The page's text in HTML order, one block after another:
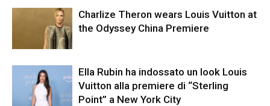
Charlize Theron wears Louis Vuitton at
the Odyssey China Premiere
Ella Rubin ha indossato un look Louis
Vuitton alla premiere di “Sterling
Point” a New York City